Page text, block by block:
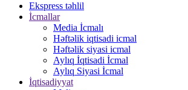
Ekspress təhlil
İcmallar
Media İcmalı
Həftəlik iqtisadi icmal
Həftəlik siyasi icmal
Aylıq İqtisadi İcmal
Aylıq Siyasi İcmal
İqtisadiyyat